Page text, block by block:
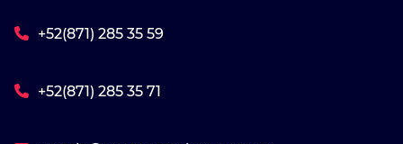
+52(871) 285 35 59
+52(871) 285 35 71